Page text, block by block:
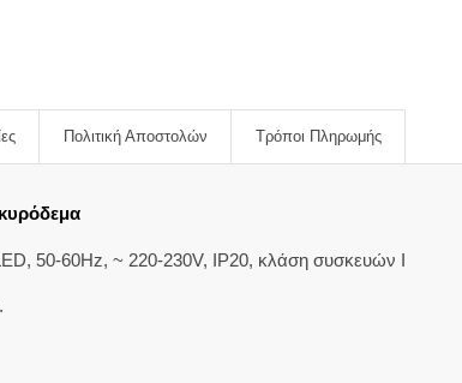
Πολιτική Αποστολών Τρόποι Πληρωμής
50-60Hz, ~ 220-230V, IP20, κλάση συσκευών Ι